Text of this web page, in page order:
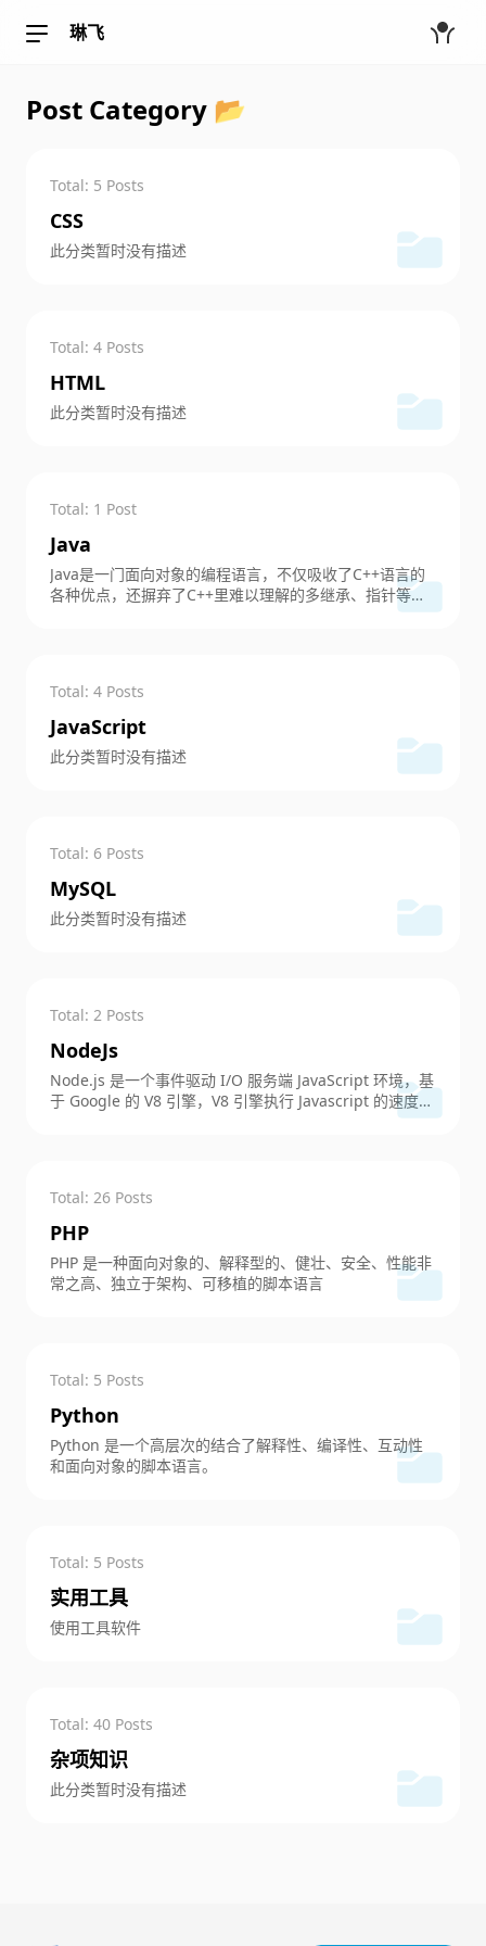
琳飞
Post Category 📂
Total: 5 Posts
CSS
此分类暂时没有描述
Total: 4 Posts
HTML
此分类暂时没有描述
Total: 1 Post
Java
Java是一门面向对象的编程语言，不仅吸收了C++语言的
各种优点，还摒弃了C++里难以理解的多继承、指针等概
念，因此Java语言具有功能强大和简单易用两个特征。Jav
Total: 4 Posts
JavaScript
此分类暂时没有描述
Total: 6 Posts
MySQL
此分类暂时没有描述
Total: 2 Posts
NodeJs
Node.js 是一个事件驱动 I/O 服务端 JavaScript 环境，基
于 Google 的 V8 引擎，V8 引擎执行 Javascript 的速度非
Total: 26 Posts
PHP
PHP 是一种面向对象的、解释型的、健壮、安全、性能非
常之高、独立于架构、可移植的脚本语言
Total: 5 Posts
Python
Python 是一个高层次的结合了解释性、编译性、互动性
和面向对象的脚本语言。
Total: 5 Posts
实用工具
使用工具软件
Total: 40 Posts
杂项知识
此分类暂时没有描述